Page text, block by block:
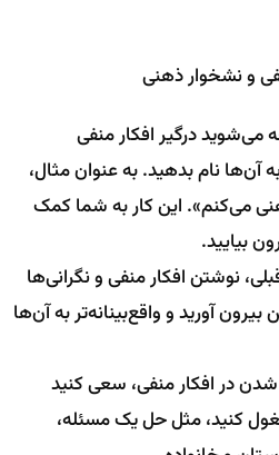
و نشخوار ذهنی
می‌شوید درگیر افکار منفی
آن‌ها نام بدهید. به عنوان مثال،
می‌کنم». این کار به شما کمک
بیایید.
نوشتن افکار منفی و نگرانی‌ها
آورید و واقع‌بینانه‌تر به آن‌ها
در افکار منفی، سعی کنید
کنید، مثل حل یک مسئله،